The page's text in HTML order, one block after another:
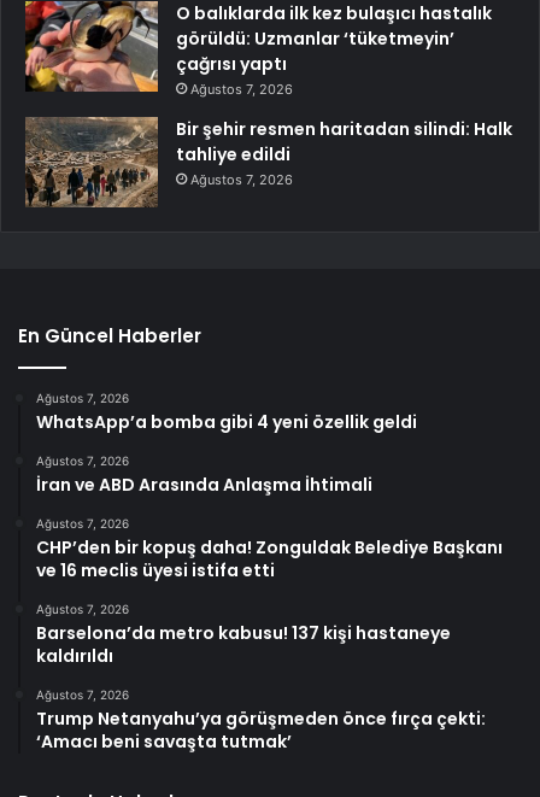
O balıklarda ilk kez bulaşıcı hastalık
görüldü: Uzmanlar ‘tüketmeyin’
çağrısı yaptı
Ağustos 7, 2026
Bir şehir resmen haritadan silindi: Halk
tahliye edildi
Ağustos 7, 2026
En Güncel Haberler
Ağustos 7, 2026
WhatsApp’a bomba gibi 4 yeni özellik geldi
Ağustos 7, 2026
İran ve ABD Arasında Anlaşma İhtimali
Ağustos 7, 2026
CHP’den bir kopuş daha! Zonguldak Belediye Başkanı
ve 16 meclis üyesi istifa etti
Ağustos 7, 2026
Barselona’da metro kabusu! 137 kişi hastaneye
kaldırıldı
Ağustos 7, 2026
Trump Netanyahu’ya görüşmeden önce fırça çekti:
‘Amacı beni savaşta tutmak’